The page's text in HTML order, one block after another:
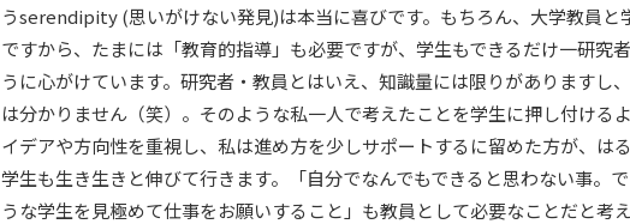
うserendipity (思いがけない発見)は本当に喜びです。もちろん、大学教員と
ですから、たまには「教育的指導」も必要ですが、学生もできるだけ一研究
うに心がけています。研究者・教員とはいえ、知識量には限りがありますし
は分かりません（笑）。そのような私一人で考えたことを学生に押し付ける
イデアや方向性を重視し、私は進め方を少しサポートするに留めた方が、はる
学生も生き生きと伸びて行きます。「自分でなんでもできると思わない事。
うな学生を見極めて仕事をお願いすること」も教員として必要なことだと考え